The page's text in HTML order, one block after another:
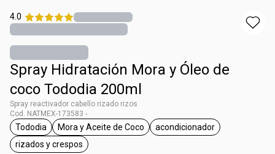
4.0
Spray Hidratación Mora y Óleo de
coco Tododia 200ml
Spray reactivador cabello rizado rizos
Cod. NATMEX-173583 -
etiqueta Tododia
Tododia
etiqueta Mora y Aceite de Coco
Mora y Aceite de Coco
etiqueta
acondicionador
etiqueta rizados y crespos
rizados y crespos